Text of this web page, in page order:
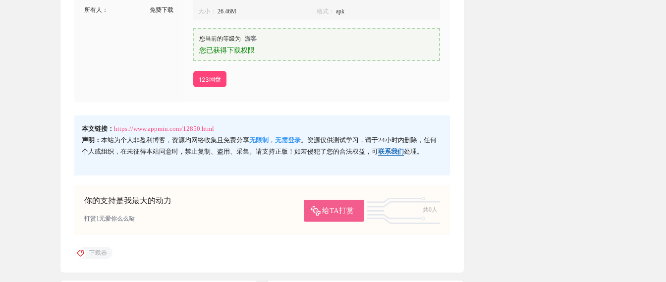
所有人： 免费下载 大小： 26.46M 格式： apk
您当前的等级为 游客
您已获得下载权限
123网盘
本文链接： https://www.appmiu.com/12850.html
声明： 本站为个人非盈利博客，资源均网络收集且免费分享无限制 ， 无需登录。资源仅供测试学习，请于24小时内删除，任何
个人或组织，在未征得本站同意时，禁止复制、盗用、采集。请支持正版！如若侵犯了您的合法权益，可联系我们处理。
你的支持是我最大的动力
给TA打赏
共0人
打赏1元爱你么么哒
下载器